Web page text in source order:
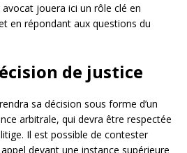
avocat jouera ici un rôle clé en
en répondant aux questions du
de justice
sa décision sous forme d’un
arbitrale, qui devra être respectée
Il est possible de contester
devant une instance supérieure